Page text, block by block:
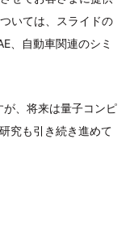
いては、スライドの
、自動車関連のシミ
、将来は量子コンピ
究も引き続き進めて